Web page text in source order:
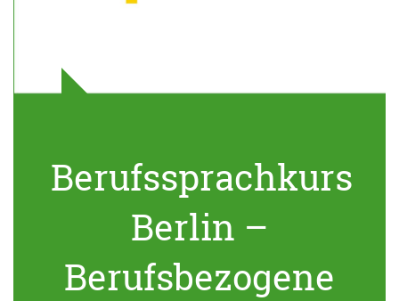
Berufssprachkurs
Berlin –
Berufsbezogene